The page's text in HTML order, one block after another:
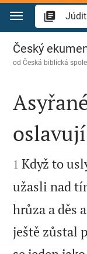
Přejít na obsah
Júdit 15
Český
odČeská biblická


1 Když to
užasli nad
hrůza a děs
ještě zůstal